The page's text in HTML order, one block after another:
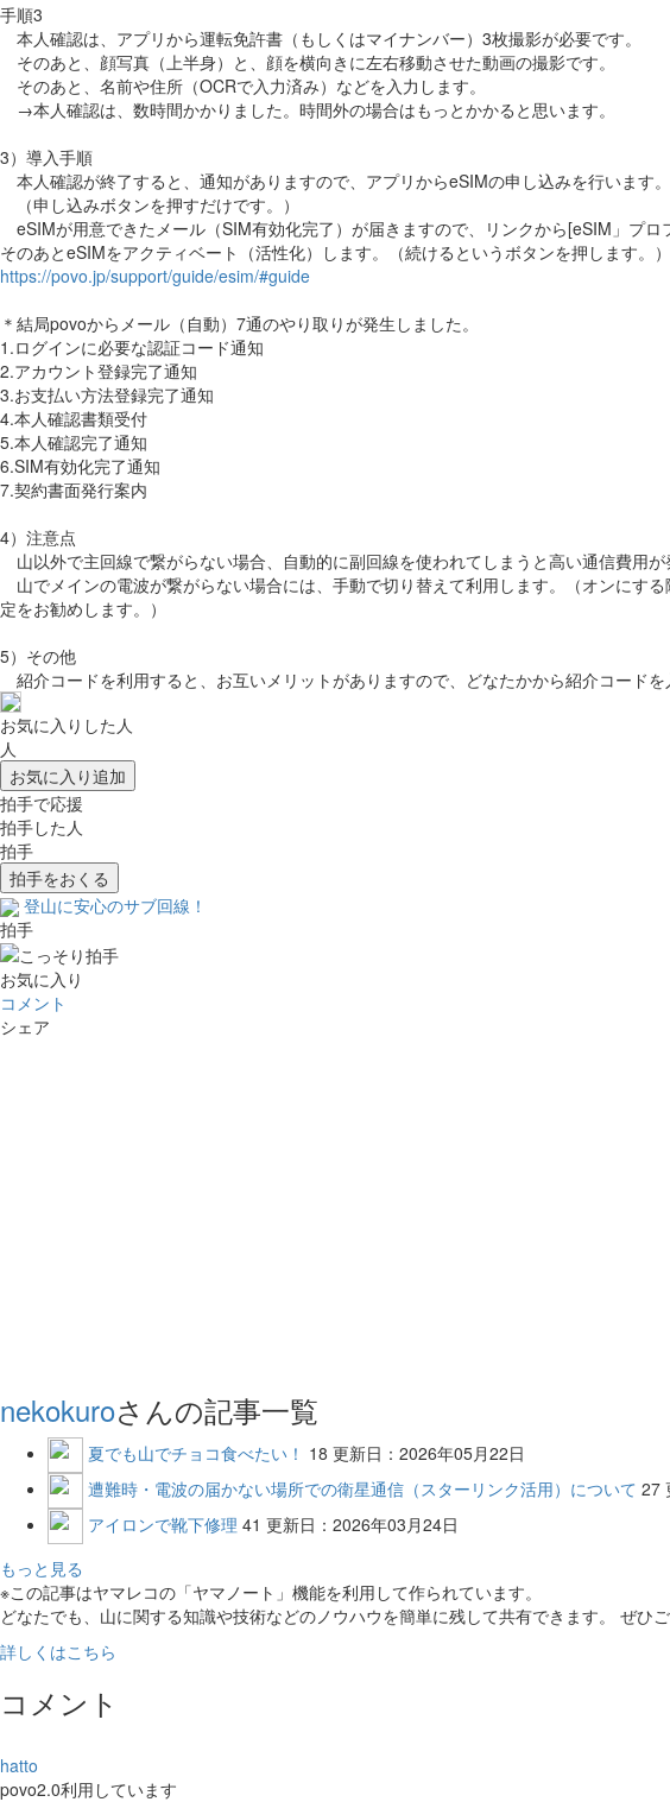
手順3
本人確認は、アプリから運転免許書（もしくはマイナンバー）3枚撮影が必要です。
そのあと、顔写真（上半身）と、顔を横向きに左右移動させた動画の撮影です。
そのあと、名前や住所（OCRで入力済み）などを入力します。
→本人確認は、数時間かかりました。時間外の場合はもっとかかると思います。
3）導入手順
本人確認が終了すると、通知がありますので、アプリからeSIMの申し込みを行います。
（申し込みボタンを押すだけです。）
eSIMが用意できたメール（SIM有効化完了）が届きますので、リンクから[eSIM」プ
そのあとeSIMをアクティベート（活性化）します。（続けるというボタンを押します。）
https://povo.jp/support/guide/esim/#guide
＊結局povoからメール（自動）7通のやり取りが発生しました。
1.ログインに必要な認証コード通知
2.アカウント登録完了通知
3.お支払い方法登録完了通知
4.本人確認書類受付
5.本人確認完了通知
6.SIM有効化完了通知
7.契約書面発行案内
4）注意点
山以外で主回線で繋がらない場合、自動的に副回線を使われてしまうと高い通信費用
山でメインの電波が繋がらない場合には、手動で切り替えて利用します。（オンにす
定をお勧めします。）
5）その他
紹介コードを利用すると、お互いメリットがありますので、どなたかから紹介コード
お気に入りした人
人
お気に入り追加
拍手で応援
拍手した人
拍手
拍手をおくる
登山に安心のサブ回線！
拍手
お気に入り
コメント
シェア
nekokuroさんの記事一覧
夏でも山でチョコ食べたい！ 18 更新日：2026年05月22日
遭難時・電波の届かない場所での衛星通信（スターリンク活用）について 27
アイロンで靴下修理 41 更新日：2026年03月24日
もっと見る
※この記事はヤマレコの「ヤマノート」機能を利用して作られています。
どなたでも、山に関する知識や技術などのノウハウを簡単に残して共有できます。 ぜひ
詳しくはこちら
コメント
hatto
povo2.0利用しています